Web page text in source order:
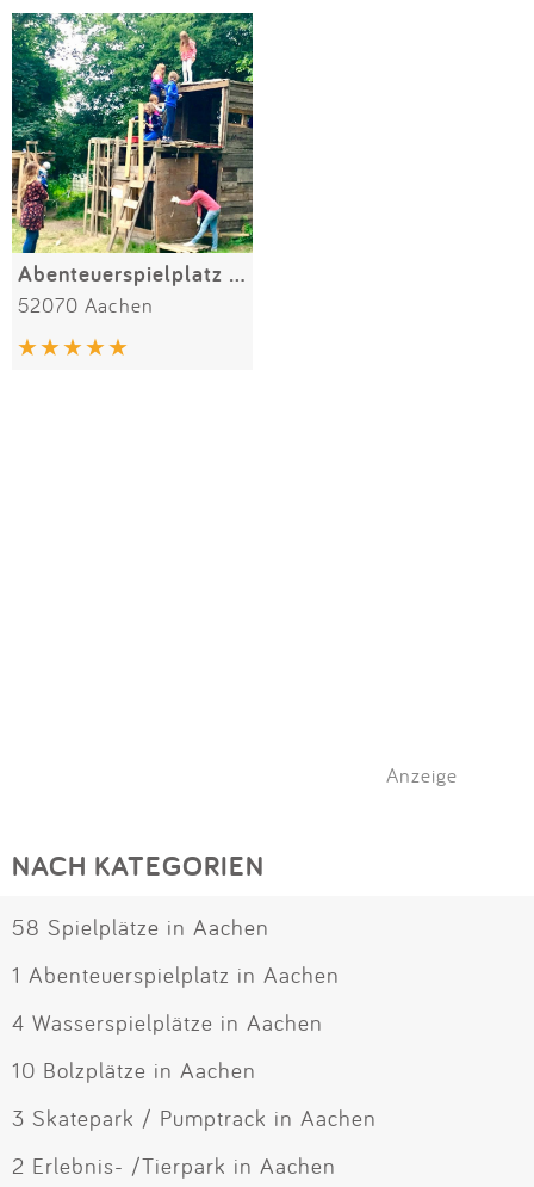
Anmelden
SPIELGERÄTE
Alle Filter (1) zurücksetzen
Abenteuerspielplatz Zum Kirschbäumchen
52070 Aachen
Anzeige
NACH KATEGORIEN
58 Spielplätze in Aachen
1 Abenteuerspielplatz in Aachen
4 Wasserspielplätze in Aachen
10 Bolzplätze in Aachen
3 Skatepark / Pumptrack in Aachen
2 Erlebnis- /Tierpark in Aachen